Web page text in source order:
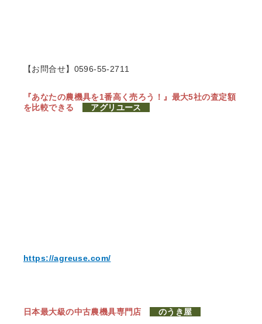
【お問合せ】0596-55-2711
『あなたの農機具を1番高く売ろう！』 最大5社の査定額
を比較できる
アグリユース
https://agreuse.com/
日本最大級の中古農機具専門店 のうき屋